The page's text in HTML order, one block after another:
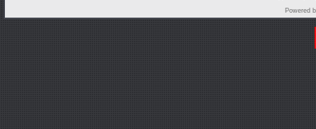
Powered